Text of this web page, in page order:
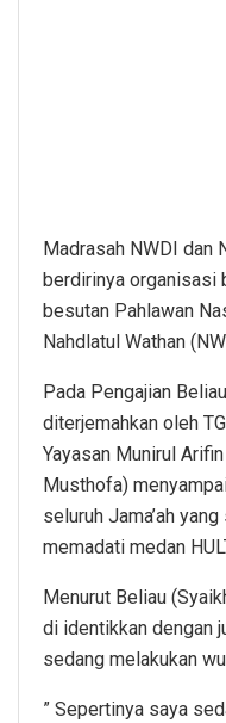
Madrasah NWDI dan
berdirinya organisasi
besutan Pahlawan
Nahdlatul Wathan
Pada Pengajian
diterjemahkan oleh
Yayasan Munirul
Musthofa)
seluruh Jama’ah
memadati medan
Menurut Beliau
di identikkan dengan
sedang melakukan
” Sepertinya saya